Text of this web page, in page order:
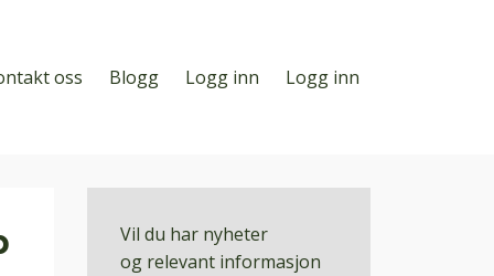
oss Blogg Logg inn Logg inn
Vil du har nyheter
og relevant informasjon